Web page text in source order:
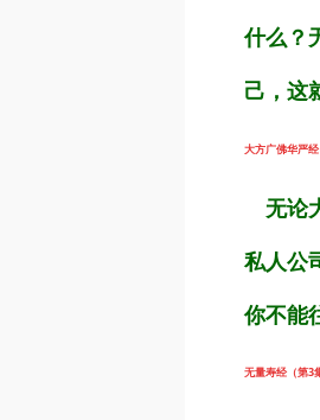
什么？
己，这
大方广佛华严
无论
私人公
你不能
无量寿经（第3